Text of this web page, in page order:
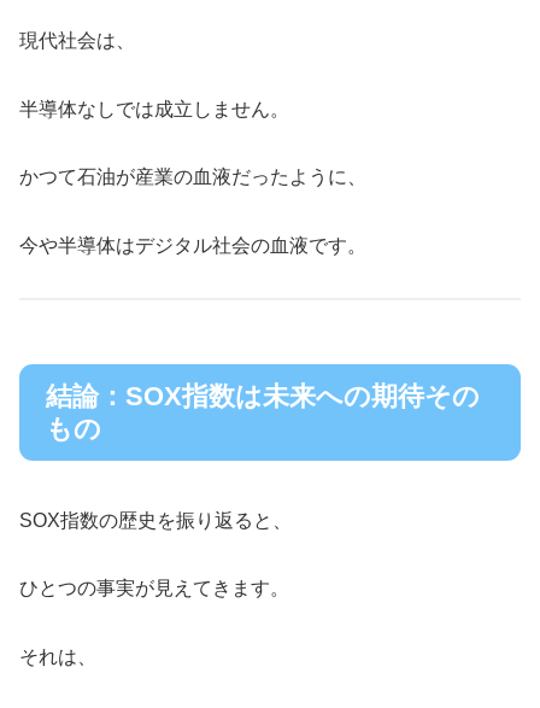
現代社会は、
半導体なしでは成立しません。
かつて石油が産業の血液だったように、
今や半導体はデジタル社会の血液です。
結論：SOX指数は未来への期待その
もの
SOX指数の歴史を振り返ると、
ひとつの事実が見えてきます。
それは、